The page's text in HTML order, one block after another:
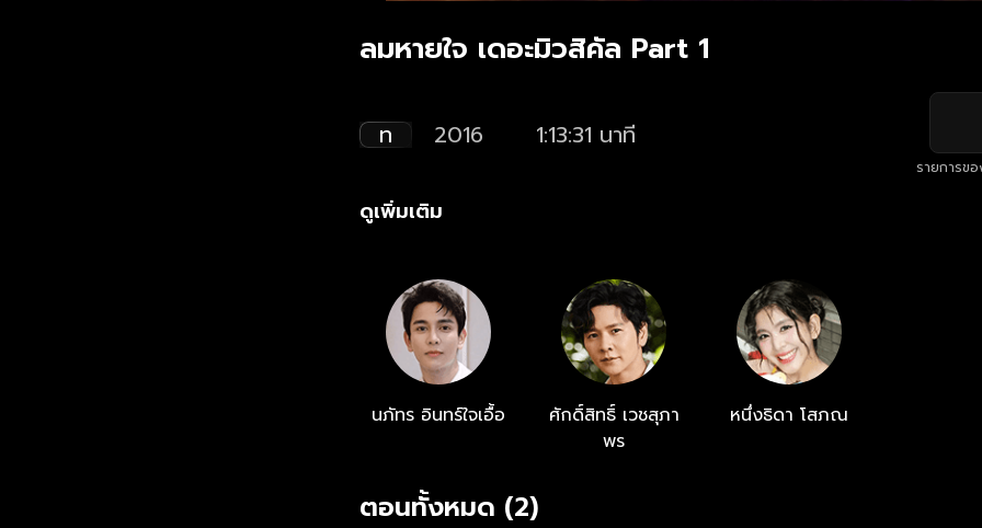
ลมหายใจ เดอะมิวสิคัล Part 1
ท 2016 1:13:31 นาที
รายการข
ดูเพิ่มเติม
นภัทร อินทร์ใจเอื้อ
ศักดิ์สิทธิ์ เวชสุภา
พร
หนึ่งธิดา โสภณ
ตอนทั้งหมด (2)